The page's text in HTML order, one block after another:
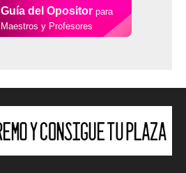
Guía del Opositor para
Maestros y Profesores